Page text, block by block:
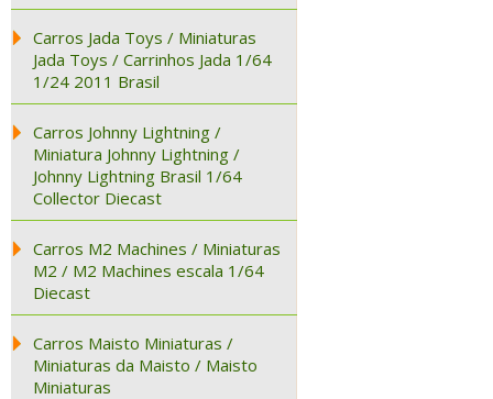
Carros Jada Toys / Miniaturas
Jada Toys / Carrinhos Jada 1/64
1/24 2011 Brasil
Carros Johnny Lightning /
Miniatura Johnny Lightning /
Johnny Lightning Brasil 1/64
Collector Diecast
Carros M2 Machines / Miniaturas
M2 / M2 Machines escala 1/64
Diecast
Carros Maisto Miniaturas /
Miniaturas da Maisto / Maisto
Miniaturas